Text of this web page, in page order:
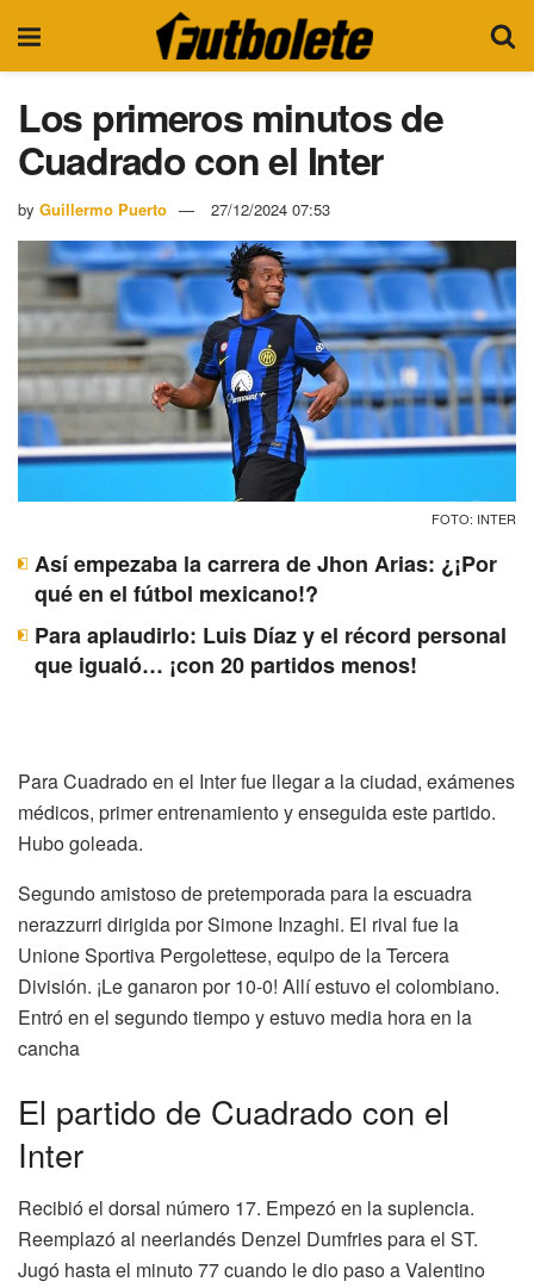
Los primeros minutos de
Cuadrado con el Inter
by Guillermo Puerto 27/12/2024 07:53
FOTO: INTER
Así empezaba la carrera de Jhon Arias: ¿¡Por
qué en el fútbol mexicano!?
Para aplaudirlo: Luis Díaz y el récord personal
que igualó… ¡con 20 partidos menos!
Para Cuadrado en el Inter fue llegar a la ciudad, exámenes
médicos, primer entrenamiento y enseguida este partido.
Hubo goleada.
Segundo amistoso de pretemporada para la escuadra
nerazzurri dirigida por Simone Inzaghi. El rival fue la
Unione Sportiva Pergolettese, equipo de la Tercera
División. ¡Le ganaron por 10-0! Allí estuvo el colombiano.
Entró en el segundo tiempo y estuvo media hora en la
cancha
El partido de Cuadrado con el
Inter
Recibió el dorsal número 17. Empezó en la suplencia.
Reemplazó al neerlandés Denzel Dumfries para el ST.
Jugó hasta el minuto 77 cuando le dio paso a Valentino